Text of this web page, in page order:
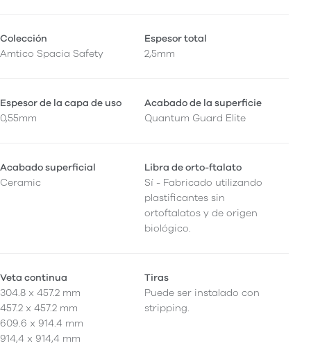
Colección
Amtico Spacia Safety
Espesor total
2,5mm
Espesor de la capa de uso
0,55mm
Acabado de la superficie
Quantum Guard Elite
Acabado superficial
Ceramic
Libra de orto-ftalato
Sí - Fabricado utilizando
plastificantes sin
ortoftalatos y de origen
biológico.
Veta continua
304.8 x 457.2 mm
457.2 x 457.2 mm
609.6 x 914.4 mm
914,4 x 914,4 mm
Tiras
Puede ser instalado con
stripping.